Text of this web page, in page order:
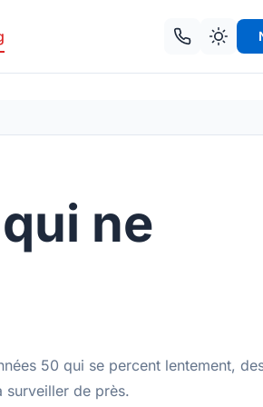
ne
50 qui se percent lentement,
surveiller de près.